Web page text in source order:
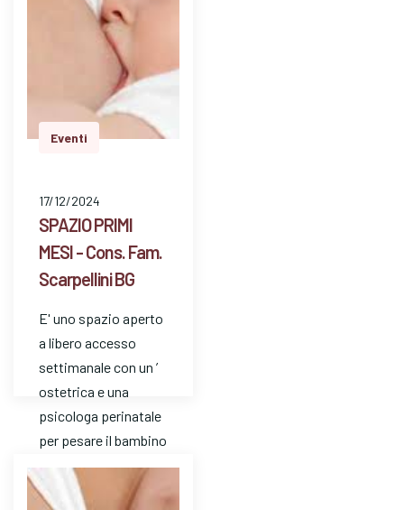
Eventi
17/12/2024
SPAZIO PRIMI
MESI - Cons. Fam.
Scarpellini BG
E' uno spazio aperto
a libero accesso
settimanale con un ’
ostetrica e una
psicologa perinatale
per pesare il bambino
e avere risposte a
dom…